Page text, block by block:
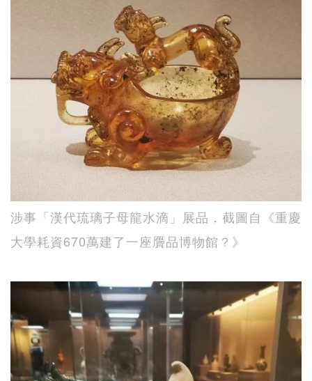
涉事「漢代琉璃子母龍水滴」展品，截圖自《重慶
大學耗資670萬建了一座贗品博物館？》